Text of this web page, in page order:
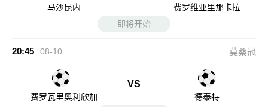
马沙昆内
费罗维亚里那卡拉
即将开始
20:45 08-10 莫桑冠
费罗瓦里奥利欣加
VS
德泰特